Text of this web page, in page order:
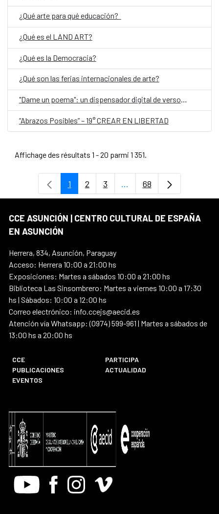
¿Qué arte para qué educación?
¿Qué es el LAND ART?
¿Qué es la Democracia?
¿Qué son las ferias internacionales de arte?
"Dame un poema": un dispensador digital de versos, en el Día Mundial de la Poesía
“Abrazos Posibles” – 19° CREAR EN LIBERTAD
Affichage des résultats 1 - 20 parmi 1 351.
Page
1 Page
2 Page
3 ...Pages intermédiaires
Page
68
CCE ASUNCIÓN | CENTRO CULTURAL DE ESPAÑA
EN ASUNCIÓN
Herrera, 834, Asunción, Paraguay
Acceso: Herrera 10:00 a 21:00 hs
Exposiciones: Martes a sábados 10:00 a 21:00 hs
Biblioteca Las Sinsombrero: Martes a viernes 10:00 a 17:30
hs | Sábados: 10:00 a 12:00 hs
Correo electrónico: info.ccejs@aecid.es
Atención vía Whatsapp: (0974) 599-961 | Martes a sábados de
13:00 hs a 20:00 hs
CCE
PARTICIPA
PUBLICACIONES
ACTUALIDAD
EVENTOS
Youtube FacebookInstagram
Vimeo